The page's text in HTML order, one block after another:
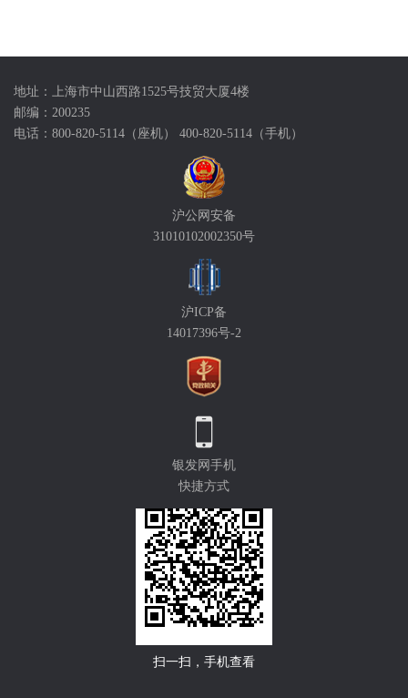
地址：上海市中山西路1525号技贸大厦4楼
邮编：200235
电话：800-820-5114（座机） 400-820-5114（手机）
沪公网安备
31010102002350号
沪ICP备
14017396号-2
银发网手机
快捷方式
扫一扫，手机查看